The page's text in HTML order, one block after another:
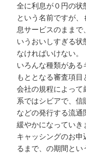
全に利息が０円の
という名前ですが
息サービスのままで
いうおいしすぎる
なければいけない。
いろんな種類があ
もととなる審査項
会社の規程によっ
系ではシビアで、
などの発行する流
緩やかになっていき
キャッシングのお
るまで、の期間と